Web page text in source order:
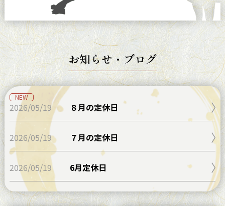
お知らせ・ブログ
2026/05/19
NEW
８月の定休日
2026/05/19 ７月の定休日
2026/05/19 6月定休日